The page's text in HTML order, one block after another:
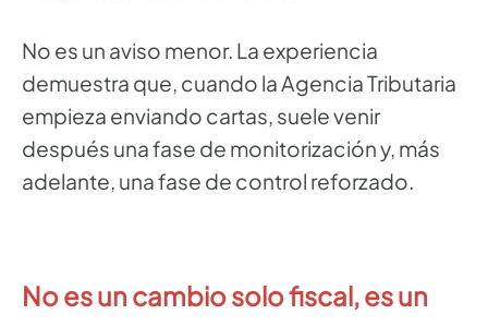
No es un aviso menor. La experiencia
demuestra que, cuando la Agencia Tributaria
empieza enviando cartas, suele venir
después una fase de monitorización y, más
adelante, una fase de control reforzado.
No es un cambio solo fiscal, es un